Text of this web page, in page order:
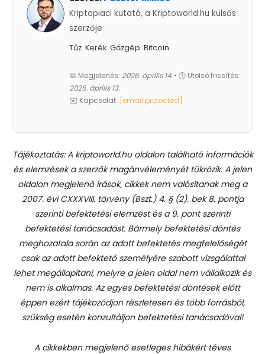
Kriptopiaci kutató, a Kriptoworld.hu külsős
szerzője
Tűz. Kerék. Gőzgép. Bitcoin.
📅 Megjelenés: 2026. április 14. • 🕓 Utolsó frissítés:
2026. április 13.
✉️ Kapcsolat:
[email protected]
Tájékoztatás: A kriptoworld.hu oldalon található információk
és elemzések a szerzők magánvéleményét tükrözik. A jelen
oldalon megjelenő írások, cikkek nem valósítanak meg a
2007. évi CXXXVIII. törvény (Bszt.) 4. § (2). bek 8. pontja
szerinti befektetési elemzést és a 9. pont szerinti
befektetési tanácsadást. Bármely befektetési döntés
meghozatala során az adott befektetés megfelelőségét
csak az adott befektető személyére szabott vizsgálattal
lehet megállapítani, melyre a jelen oldal nem vállalkozik és
nem is alkalmas. Az egyes befektetési döntések előtt
éppen ezért tájékozódjon részletesen és több forrásból,
szükség esetén konzultáljon befektetési tanácsadóval!
A cikkekben megjelenő esetleges hibákért téves